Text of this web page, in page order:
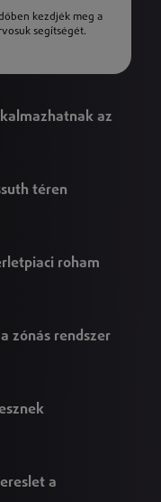
kezdjék meg a
segítségét.
az
téren
roham
zónás rendszer
a